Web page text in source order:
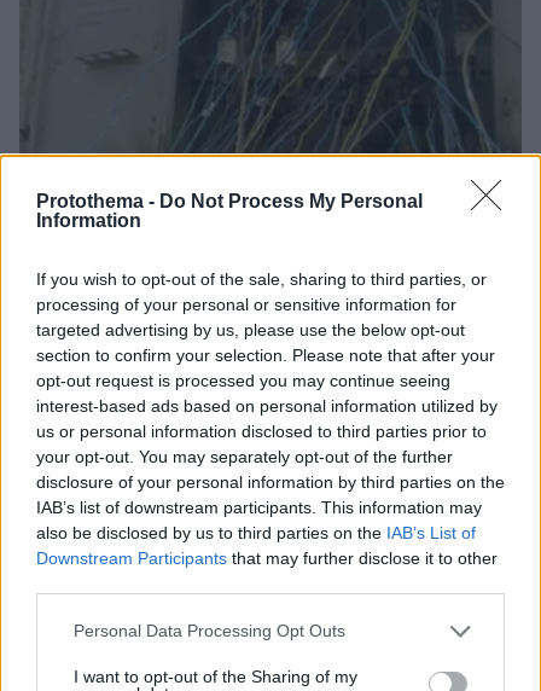
Protothema - Do Not Process My Personal
Information
If you wish to opt-out of the sale, sharing to third parties, or
processing of your personal or sensitive information for
targeted advertising by us, please use the below opt-out
section to confirm your selection. Please note that after your
opt-out request is processed you may continue seeing
interest-based ads based on personal information utilized by
us or personal information disclosed to third parties prior to
your opt-out. You may separately opt-out of the further
disclosure of your personal information by third parties on the
IAB’s list of downstream participants. This information may
also be disclosed by us to third parties on the IAB’s List of
Downstream Participants that may further disclose it to other
Please note that this website/app uses one or more Google
not limited to your visit or usage behaviour. You may click to
Personal Data Processing Opt Outs
I want to opt-out of the Sharing of my
ένας έπαθε ηλεκτροπληξία και έπεσε από ύψος, οι
δύο συνεργοί του τον παράτησαν νεκρό σε
αυτοκίνητο
06.08.2026, 12:10